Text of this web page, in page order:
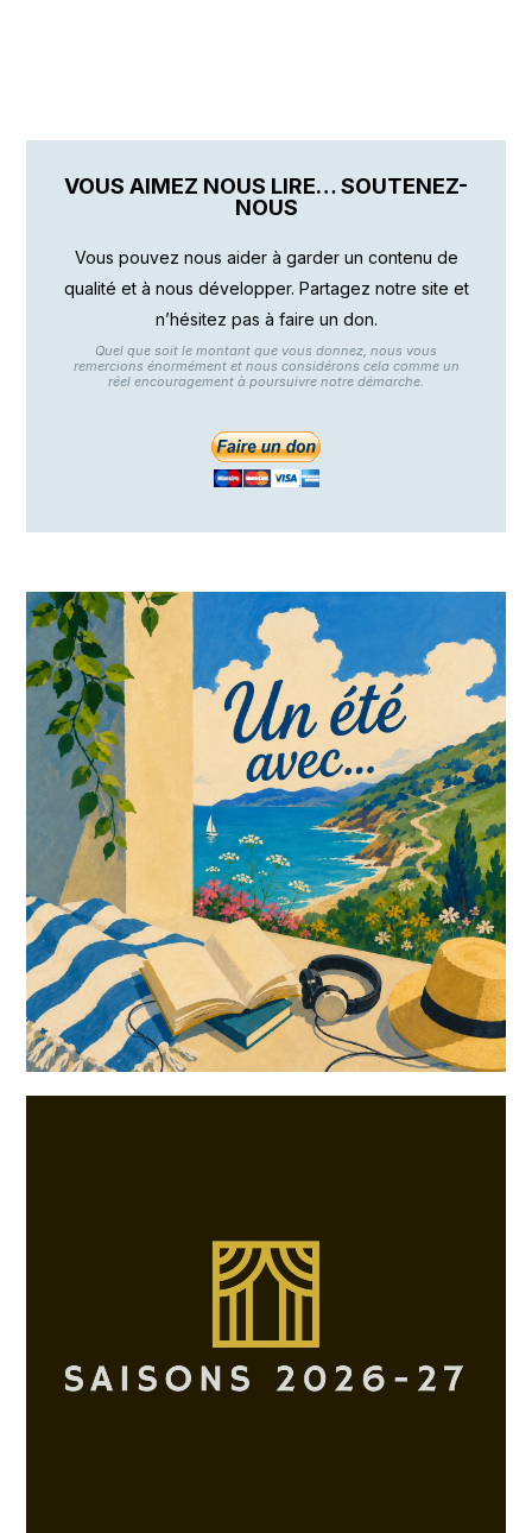
VOUS AIMEZ NOUS LIRE… SOUTENEZ-
NOUS
Vous pouvez nous aider à garder un contenu de
qualité et à nous développer. Partagez notre site et
n’hésitez pas à faire un don.
Quel que soit le montant que vous donnez, nous vous
remercions énormément et nous considérons cela comme un
réel encouragement à poursuivre notre démarche.